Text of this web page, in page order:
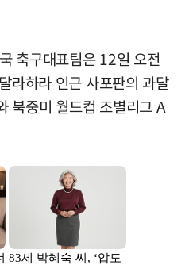
축구대표팀은 12일 오전
라하라 인근 사포판의 과달
북중미 월드컵 조별리그 A